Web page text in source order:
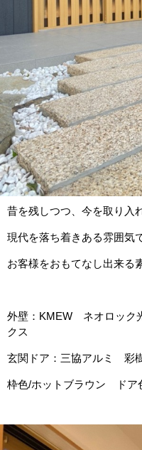
昔を残しつつ、今を取り入
現代を落ち着きある雰囲気
お客様をおもてなし出来る
外壁：KMEW ネオロッ
クス
玄関ドア：三協アルミ
枠色/ホットブラウン ドア